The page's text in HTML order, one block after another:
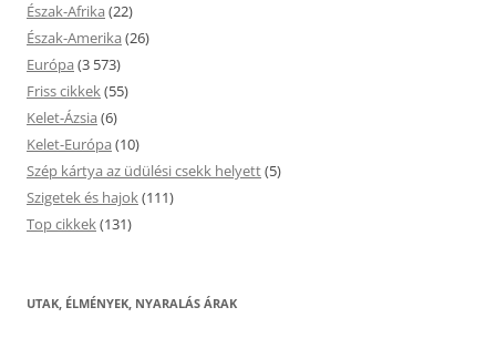
Észak-Afrika (22)
Észak-Amerika (26)
Európa (3 573)
Friss cikkek(55)
Kelet-Ázsia (6)
Kelet-Európa (10)
Szép kártya az üdülési csekk helyett(5)
Szigetek és hajok(111)
Top cikkek(131)
UTAK, ÉLMÉNYEK, NYARALÁS ÁRAK